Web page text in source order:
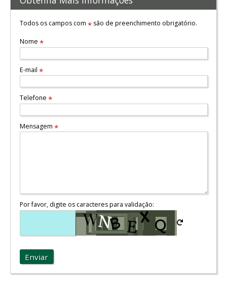
Todos os campos com *são de preenchimento obrigatório.
Nome *
E-mail *
Telefone *
Mensagem *
Por favor, digite os caracteres para validação:
Enviar